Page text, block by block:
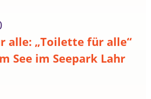
alle: „Toilette für alle“
See im Seepark Lahr